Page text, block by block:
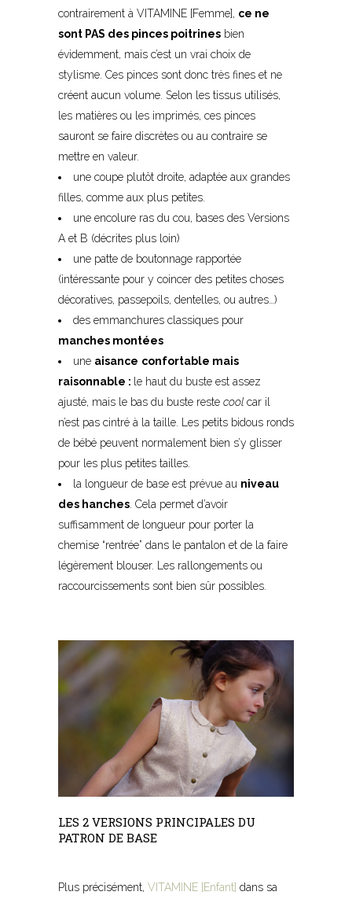
contrairement à VITAMINE [Femme], ce ne
sont PAS des pinces poitrines bien
évidemment, mais c’est un vrai choix de
stylisme. Ces pinces sont donc très fines et ne
créent aucun volume. Selon les tissus utilisés,
les matières ou les imprimés, ces pinces
sauront se faire discrètes ou au contraire se
mettre en valeur.
une coupe plutôt droite, adaptée aux grandes
filles, comme aux plus petites.
une encolure ras du cou, bases des Versions
A et B (décrites plus loin)
une patte de boutonnage rapportée
(intéressante pour y coincer des petites choses
décoratives, passepoils, dentelles, ou autres…)
des emmanchures classiques pour
manches montées
une aisance confortable mais
raisonnable : le haut du buste est assez
ajusté, mais le bas du buste reste cool car il
n’est pas cintré à la taille. Les petits bidous ronds
de bébé peuvent normalement bien s’y glisser
pour les plus petites tailles.
la longueur de base est prévue au niveau
des hanches . Cela permet d’avoir
suffisamment de longueur pour porter la
chemise “rentrée” dans le pantalon et de la faire
légèrement blouser. Les rallongements ou
raccourcissements sont bien sûr possibles.
LES 2 VERSIONS PRINCIPALES DU
PATRON DE BASE
Plus précisément, VITAMINE [Enfant] dans sa